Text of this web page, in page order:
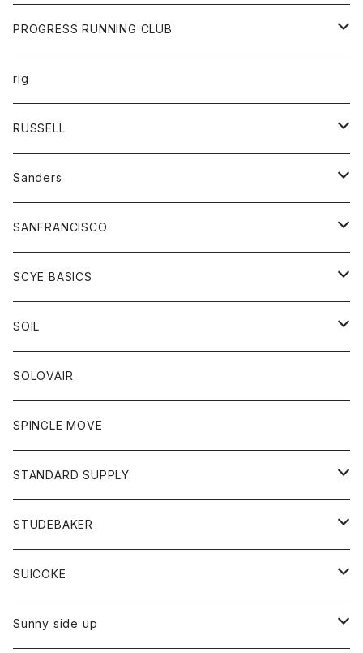
ニット
ベスト
パンツ
カットソー
コート
ボトム
ワンピース
エプロン
キッズ
オーバーオール
ボトム
ペインターパンツ
PROGRESS RUNNING CLUB
トップス
Tシャツ
グッズ
帽子
rig
RUSSELL
アウター
コート
パーカー
スカート
Tシャツ
トップス
Tシャツ
トレーナー
ボトム
ショートパンツ
スカート
レディース
スカート
Tシャツ
アクセサリー
バック
Sanders
グッズ
靴
SANFRANCISCO
アウター
カーディガン
コート
グッズ
ネクタイ
グローブ
アクセサリー
トップス
カットソー
カーディガン
ボトム
ショートパンツ
パンツ
レディース
カットソー
カーディガン
SCYE BASICS
ボトム
ジーンズ
チノパン
トップス
ポロシャツ
ベスト
靴
SOIL
靴
ワンピース
トップス
カットソー
ボトム
パンツ
オーバーオール
SOLOVAIR
SPINGLE MOVE
STANDARD SUPPLY
財布
バッグ
STUDEBAKER
アクセサリー
ブレスレット
SUICOKE
ブーツ
Sunny side up